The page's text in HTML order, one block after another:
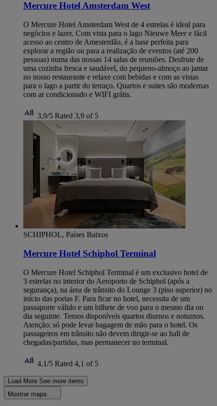
Mercure Hotel Amsterdam West
O Mercure Hotel Amsterdam West de 4 estrelas é ideal para
negócios e lazer. Com vista para o lago Nieuwe Meer e fácil
acesso ao centro de Amesterdão, é a base perfeita para
explorar a região ou para a realização de eventos (até 200
pessoas) numa das nossas 14 salas de reuniões. Desfrute de
uma cozinha fresca e saudável, do pequeno-almoço ao jantar
no nosso restaurante e relaxe com bebidas e com as vistas
para o lago a partir do terraço. Quartos e suites são modernas
com ar condicionado e WIFI grátis.
3,9/5 Rated 3,9 of 5
SCHIPHOL, Países Baixos
Mercure Hotel Schiphol Terminal
O Mercure Hotel Schiphol Terminal é um exclusivo hotel de
3 estrelas no interior do Aeroporto de Schiphol (após a
segurança), na área de trânsito do Lounge 3 (piso superior) no
início das portas F. Para ficar no hotel, necessita de um
passaporte válido e um bilhete de voo para o mesmo dia ou
dia seguinte. Temos disponíveis quartos diurnos e noturnos.
Atenção: só pode levar bagagem de mão para o hotel. Os
passageiros em trânsito não devem dirigir-se ao hall de
chegadas/partidas, mas permanecer no terminal.
4,1/5 Rated 4,1 of 5
Load More See more items
Mostrar mapa